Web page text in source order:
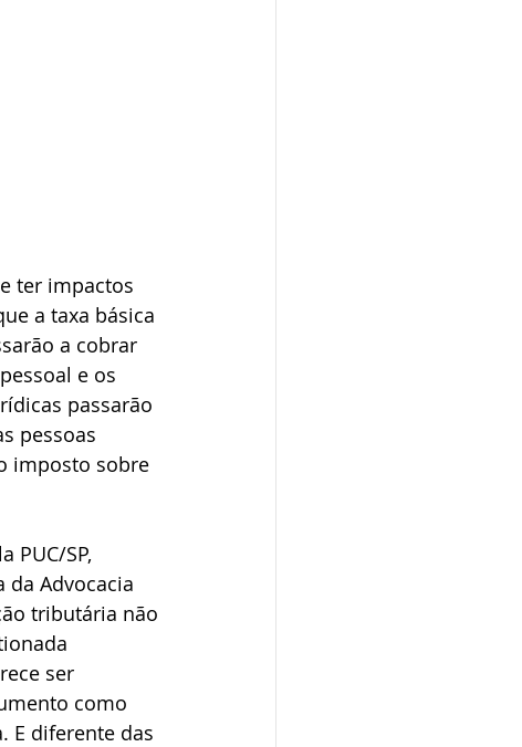
ter impactos
a taxa básica
a cobrar
e os
passarão
pessoas
imposto sobre
PUC/SP,
da Advocacia
tributária não
ser
como
E diferente das